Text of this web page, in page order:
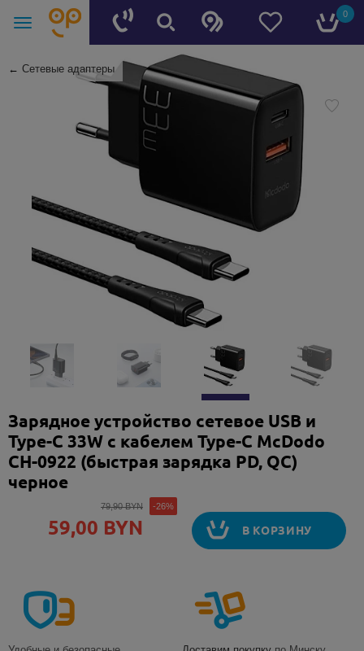
0
← Сетевые адаптеры
Зарядное устройство сетевое USB и
Type-C 33W с кабелем Type-C McDodo
CH-0922 (быстрая зарядка PD, QC)
черное
59,00 BYN
79,90 BYN -26%
В КОРЗИНУ